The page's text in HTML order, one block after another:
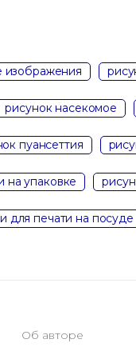
изображения
рисунок насекомое
пуансеттия
на упаковке
для печати на посуде
Об авторе